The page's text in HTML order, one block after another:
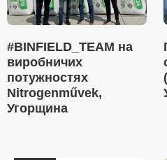
#BINFIELD_TEAM на
виробничих
потужностях
Nitrogenművek,
Угорщина